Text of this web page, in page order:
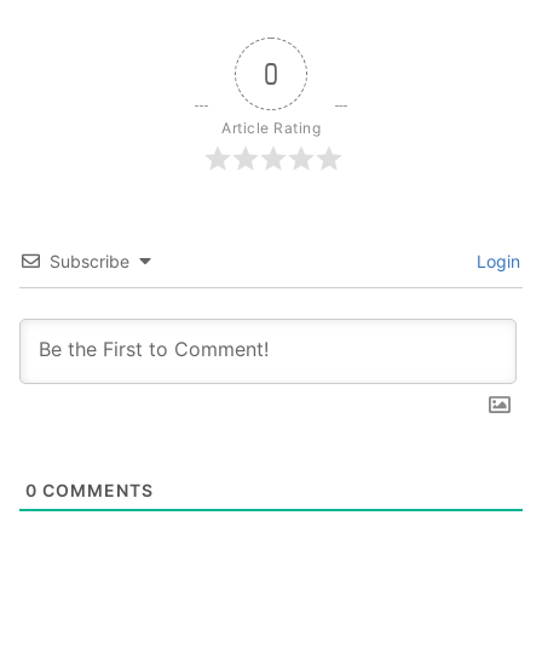
0
Article Rating
Subscribe Login
0 COMMENTS